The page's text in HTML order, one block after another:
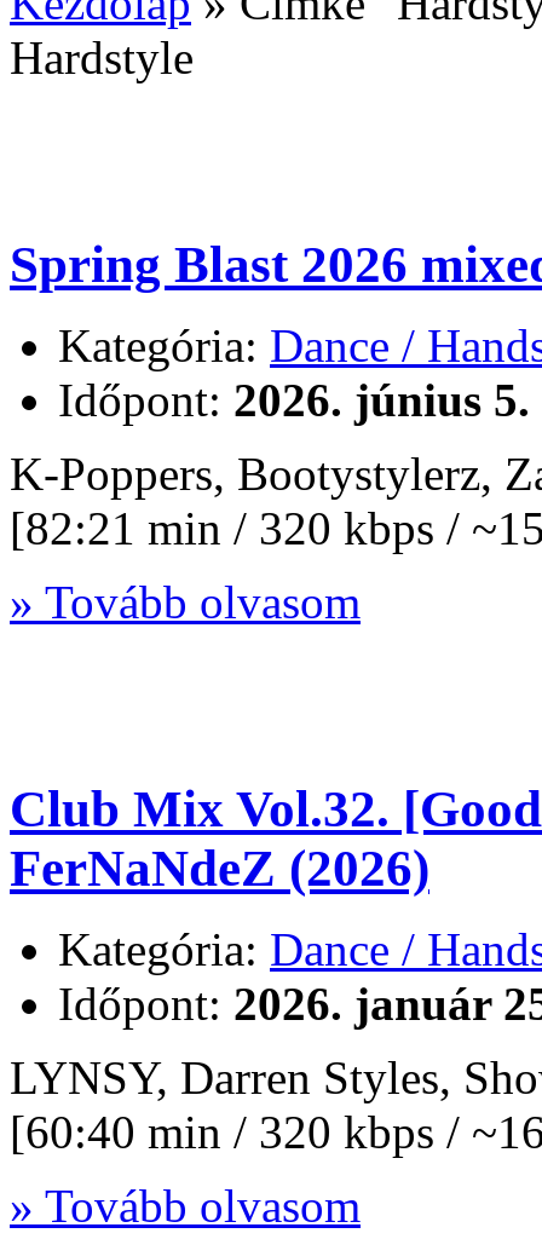
Hardstyle
Spring Blast 2026
Kategória: Dance /
Időpont: 2026. június 5.
K-Poppers, Bootystylerz,
[82:21 min / 320 kbps /
» Tovább olvasom
Club Mix Vol.32.
FerNaNdeZ (2026)
Kategória: Dance /
Időpont: 2026. január
LYNSY, Darren Styles,
[60:40 min / 320 kbps /
» Tovább olvasom